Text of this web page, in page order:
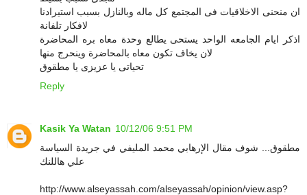
ان منحنى الاخلاقيات فى المجتمع كل ماله وبالنازل بسبب استيرادنا
لافكار تلفانة
اذكر ايام الجامعه الواحد يستحى يطالع وحدة معاه بره المحاضرة
لان يخاف تكون معاه بالمحاضرة وينحرج منها
تحياتى يا عزيزى يا مطقوق
Reply
Kasik Ya Watan 10/12/06 9:51 PM
مطقوق... شوف مقال الإرهابي محمد المليفي في جريدة السياسة
علي هاللنك
http://www.alseyassah.com/alseyassah/opinion/view.asp?